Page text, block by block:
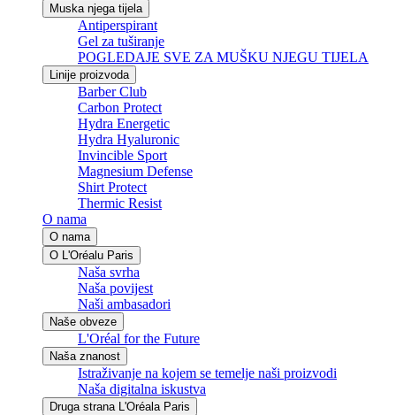
Muska njega tijela
Antiperspirant
Gel za tuširanje
POGLEDAJE SVE ZA MUŠKU NJEGU TIJELA
Linije proizvoda
Barber Club
Carbon Protect
Hydra Energetic
Hydra Hyaluronic
Invincible Sport
Magnesium Defense
Shirt Protect
Thermic Resist
O nama
O nama
O L'Oréalu Paris
Naša svrha
Naša povijest
Naši ambasadori
Naše obveze
L'Oréal for the Future
Naša znanost
Istraživanje na kojem se temelje naši proizvodi
Naša digitalna iskustva
Druga strana L'Oréala Paris